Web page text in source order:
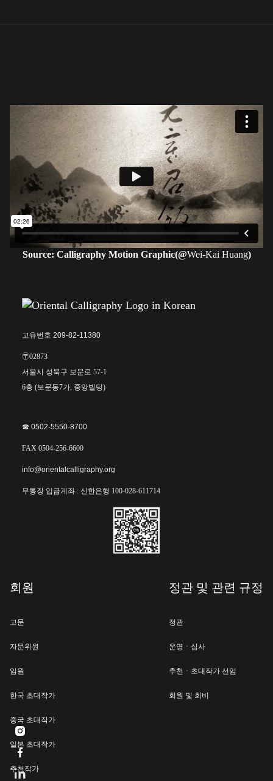
Source: Calligraphy Motion Graphic(@Wei-Kai Huang)
고유번호 209-82-11380
〶02873
서울시 성북구 보문로 57-1
6층 (보문동7가, 중앙빌딩)
☎︎ 0502-5550-8700
FAX 0504-256-6600
info@orientalcalligraphy.org
무통장 입금계좌 : 신한은행 100-028-611714
회원
고문
자문위원
임원
한국 초대작가
중국 초대작가
일본 초대작가
추천작가
정관 및 관련 규정
정관
운영ㆍ심사
추천ㆍ초대작가 선임
회원 및 회비

